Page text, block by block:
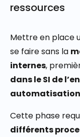
ressources
Mettre en place
se faire sans la
internes,
dans le SI de
automatisation
Cette phase
différents